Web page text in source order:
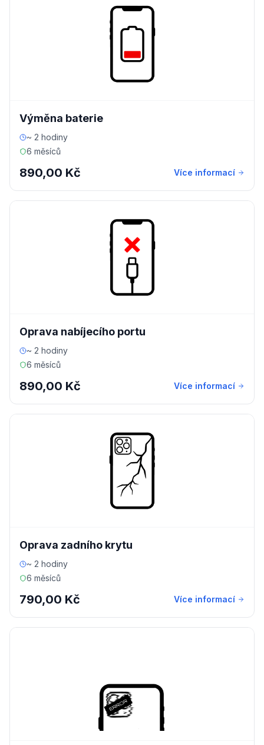
Výměna baterie
~ 2 hodiny
6 měsíců
890,00 Kč Více informací
Oprava nabíjecího portu
~ 2 hodiny
6 měsíců
890,00 Kč Více informací
Oprava zadního krytu
~ 2 hodiny
6 měsíců
790,00 Kč Více informací